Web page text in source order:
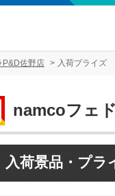
P&D佐野店 入荷プライズ
namcoフェ
入荷景品・プラ